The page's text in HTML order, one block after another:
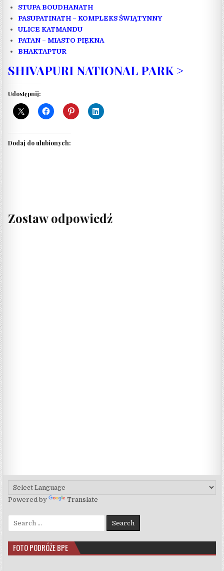
STUPA BOUDHANATH
PASUPATINATH – KOMPLEKS ŚWIĄTYNNY
ULICE KATMANDU
PATAN – MIASTO PIĘKNA
BHAKTAPTUR
SHIVAPURI NATIONAL PARK >
Udostępnij:
Dodaj do ulubionych:
Zostaw odpowiedź
Powered by Translate
Search for:
FOTO PODRÓŻE BPE